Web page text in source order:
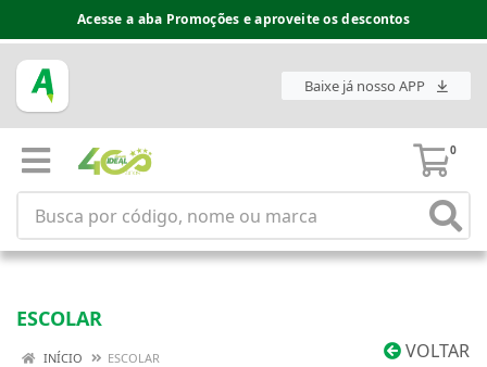
Acesse a aba Promoções e aproveite os descontos
Baixe já nosso APP
0
ESCOLAR
VOLTAR
INÍCIO ESCOLAR